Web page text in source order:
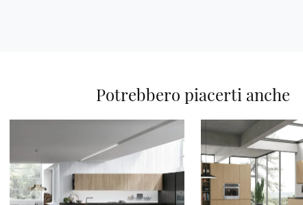
Potrebbero piacerti anche